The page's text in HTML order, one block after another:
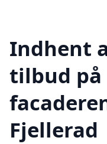
Indhent
tilbud på
Fjellerad